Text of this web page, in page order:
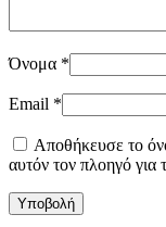
Όνομα *
Email *
Αποθήκευσε το
αυτόν τον πλοηγό